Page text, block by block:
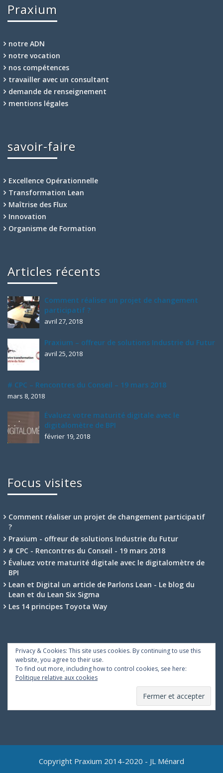
Praxium
notre ADN
notre vocation
nos compétences
travailler avec un consultant
demande de renseignement
mentions légales
savoir-faire
Excellence Opérationnelle
Transformation Lean
Maîtrise des Flux
Innovation
Organisme de Formation
Articles récents
Comment réaliser un projet de changement
participatif ?
avril 27, 2018
Praxium – offreur de solutions Industrie du Futur
avril 25, 2018
# CPC – Rencontres du Conseil – 19 mars 2018
mars 8, 2018
Évaluez votre maturité digitale avec le
digitalomètre de BPI
février 19, 2018
Focus visites
Comment réaliser un projet de changement participatif
?
Praxium - offreur de solutions Industrie du Futur
# CPC - Rencontres du Conseil - 19 mars 2018
Évaluez votre maturité digitale avec le digitalomètre de
BPI
Lean et Digital un article de Parlons Lean - Le blog du
Lean et du Lean Six Sigma
Les 14 principes Toyota Way
Privacy & Cookies: This site uses cookies. By continuing to use this
website, you agree to their use.
To find out more, including how to control cookies, see here:
Politique relative aux cookies
Copyright Praxium 2014-2020 - JL Ménard